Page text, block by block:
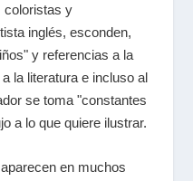
coloristas y
inglés, esconden,
y referencias a la
la literatura e incluso al
se toma "constantes
a lo que quiere ilustrar.
en muchos